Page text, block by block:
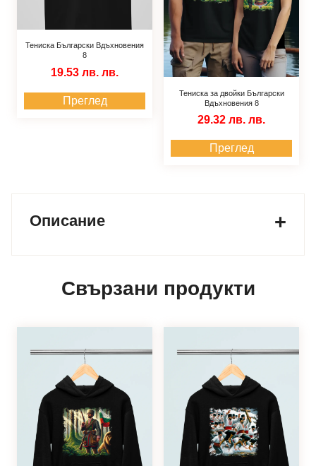
Тениска Български Вдъхновения
8
19.53 лв. лв.
Преглед
Тениска за двойки Български
Вдъхновения 8
29.32 лв. лв.
Преглед
Описание
Свързани продукти